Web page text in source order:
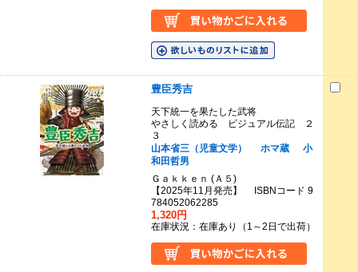
豊臣秀吉
天下統一を果たした武将
やさしく読める ビジュアル伝記 ２
３
山本省三（児童文学）
ホマ蔵
小
和田哲男
Ｇａｋｋｅｎ (Ａ５)
【2025年11月発売】 ISBNコード 9
784052062285
1,320円
在庫状況：在庫あり（1～2日で出荷）